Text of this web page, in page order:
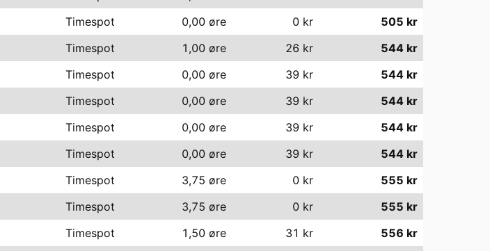
Timespot 0,00 øre 0 kr 505 kr
Timespot 1,00 øre 26 kr 544 kr
Timespot 0,00 øre 39 kr 544 kr
Timespot 0,00 øre 39 kr 544 kr
Timespot 0,00 øre 39 kr 544 kr
Timespot 0,00 øre 39 kr 544 kr
Timespot 3,75 øre 0 kr 555 kr
Timespot 3,75 øre 0 kr 555 kr
Timespot 1,50 øre 31 kr 556 kr